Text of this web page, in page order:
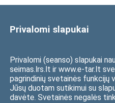
Privalomi slapukai
Privalomi (seanso) slapukai
seimas.lrs.lt ir www.e-tar.lt
pagrindinių svetainės funkcijų
Jūsų duotam sutikimui su
davėte. Svetainės negalės